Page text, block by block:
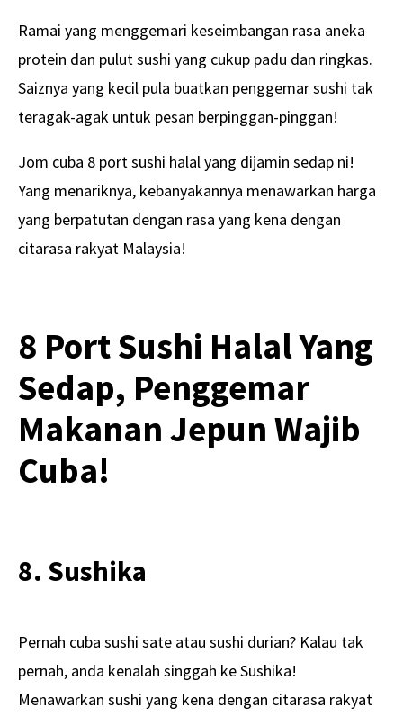
Ramai yang menggemari keseimbangan rasa aneka
protein dan pulut sushi yang cukup padu dan ringkas.
Saiznya yang kecil pula buatkan penggemar sushi tak
teragak-agak untuk pesan berpinggan-pinggan!
Jom cuba 8 port sushi halal yang dijamin sedap ni!
Yang menariknya, kebanyakannya menawarkan harga
yang berpatutan dengan rasa yang kena dengan
citarasa rakyat Malaysia!
8 Port Sushi Halal Yang
Sedap, Penggemar
Makanan Jepun Wajib
Cuba!
8. Sushika
Pernah cuba sushi sate atau sushi durian? Kalau tak
pernah, anda kenalah singgah ke Sushika!
Menawarkan sushi yang kena dengan citarasa rakyat